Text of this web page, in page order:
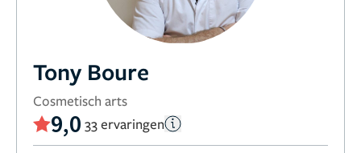
Tony Boure
Cosmetisch arts
9,0 33 ervaringen